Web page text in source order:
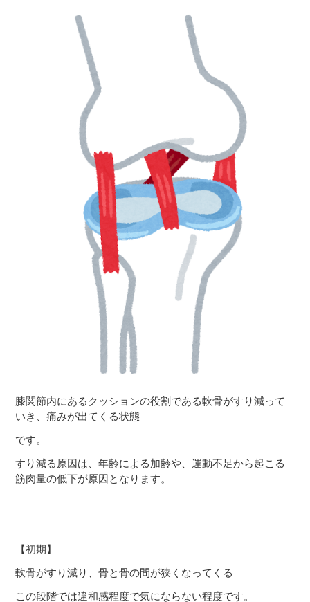
膝関節内にあるクッションの役割である軟骨がすり減って
いき、痛みが出てくる状態
です。
すり減る原因は、年齢による加齢や、運動不足から起こる
筋肉量の低下が原因となります。
【初期】
軟骨がすり減り、骨と骨の間が狭くなってくる
この段階では違和感程度で気にならない程度です。